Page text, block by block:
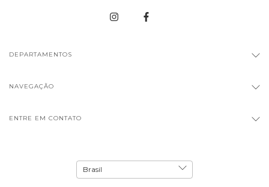
DEPARTAMENTOS
NAVEGAÇÃO
ENTRE EM CONTATO